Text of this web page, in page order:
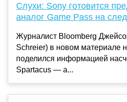
Слухи: Sony готовится
аналог Game Pass на
Журналист Bloomberg
Schreier) в новом материале
поделился информацией
Spartacus — а...